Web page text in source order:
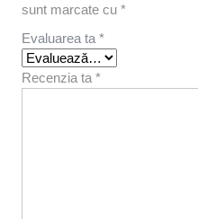
sunt marcate cu *
Evaluarea ta *
Recenzia ta *